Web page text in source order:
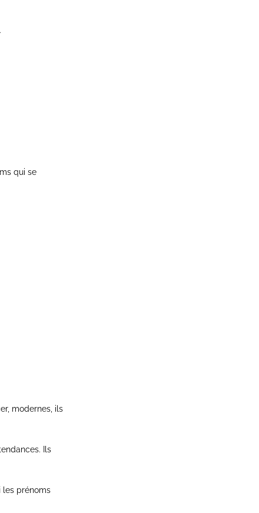
qui se
modernes, ils
Ils
les prénoms